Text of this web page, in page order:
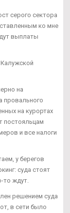
серого сектора
ко мне
выплаты
на
провального
на курортах
постояльцам
и все налоги
у берегов
суда стоят
то ждут.
решением суда
в сети было